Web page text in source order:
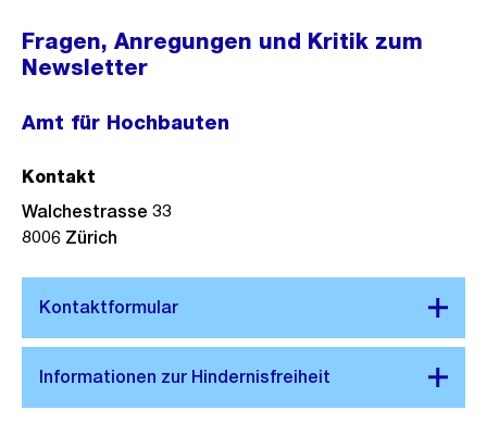
Fragen, Anregungen und Kritik zum
Newsletter
Amt für Hochbauten
Kontakt
Walchestrasse 33
8006 Zürich